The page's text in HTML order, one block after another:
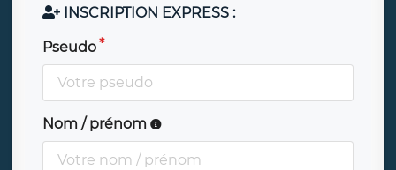
INSCRIPTION EXPRESS :
Pseudo
Nom / prénom